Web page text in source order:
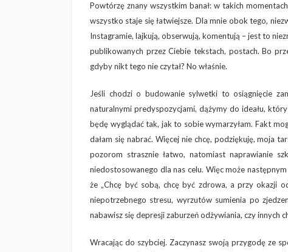
Powtórzę znany wszystkim banał: w takich
wszystko staje się łatwiejsze. Dla mnie obok tego,
Instagramie, lajkują, obserwują, komentują – jest to
publikowanych przez Ciebie tekstach, postach. Bo
gdyby nikt tego nie czytał? No właśnie.
Jeśli chodzi o budowanie sylwetki to osiągnięcie
naturalnymi predyspozycjami, dążymy do ideału,
będę wyglądać tak, jak to sobie wymarzyłam. Fakt
dałam się nabrać. Więcej nie chcę, podziękuję, moja
pozorom strasznie łatwo, natomiast naprawianie
niedostosowanego dla nas celu. Więc może
że „Chcę być sobą, chcę być zdrowa, a przy okazji
niepotrzebnego stresu, wyrzutów sumienia po
nabawisz się depresji zaburzeń odżywiania, czy innych
Wracając do szybciej. Zaczynasz swoją przygodę ze